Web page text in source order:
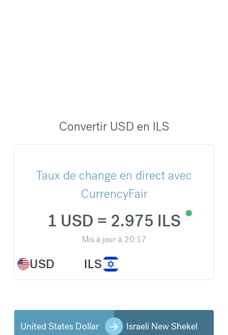
Convertir USD en ILS
Taux de change en direct avec
CurrencyFair
USD
1 USD = 2.975 ILS
Mis à jour à 20:17
ILS
United States Dollar Israeli New Shekel